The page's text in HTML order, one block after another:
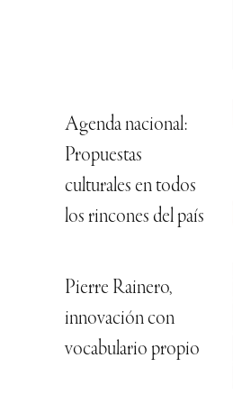
Agenda nacional:
Propuestas
culturales en todos
los rincones del país
Pierre Rainero,
innovación con
vocabulario propio